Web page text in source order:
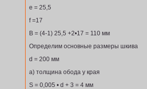
е = 25,5
f =17
В = (4-1) 25,5 +2•17 = 110 мм
Определим основные размеры шкива
d = 200 мм
а) толщина обода у края
S = 0,005 • d + 3 = 4 мм